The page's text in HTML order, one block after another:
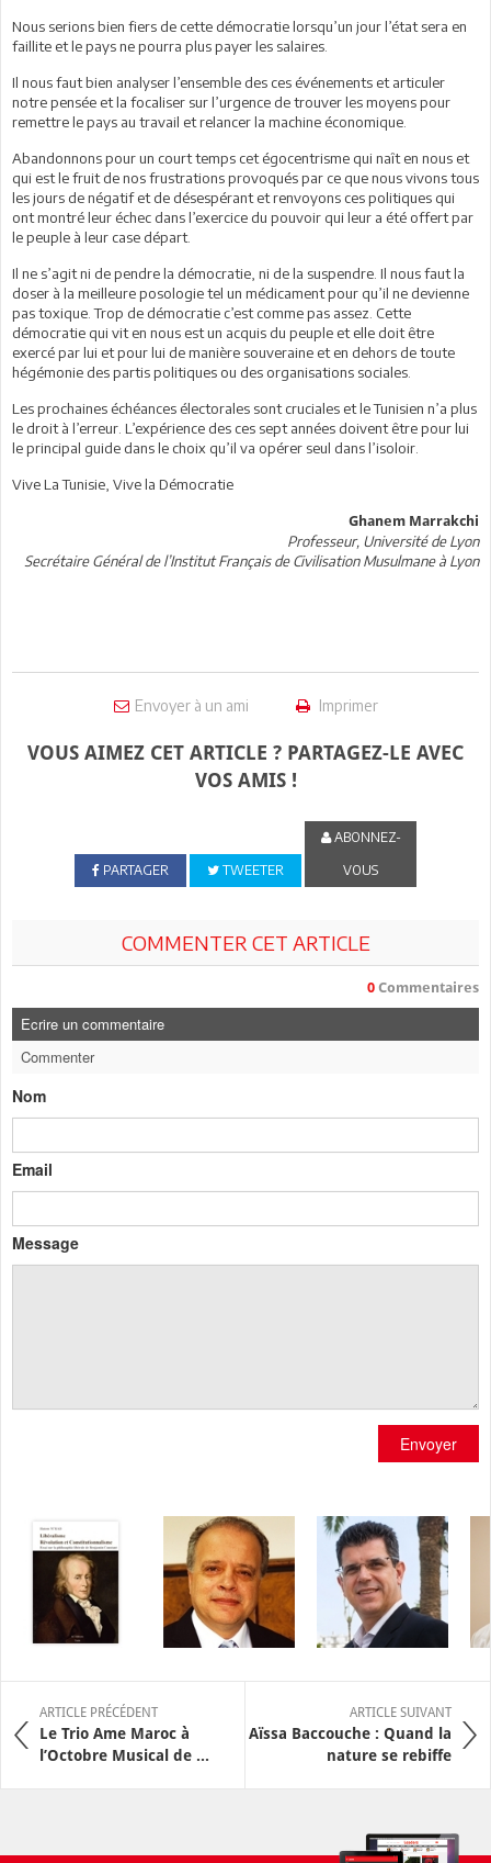
Nous serions bien fiers de cette démocratie lorsqu’un jour l’état sera en
faillite et le pays ne pourra plus payer les salaires.
Il nous faut bien analyser l’ensemble des ces événements et articuler
notre pensée et la focaliser sur l’urgence de trouver les moyens pour
remettre le pays au travail et relancer la machine économique.
Abandonnons pour un court temps cet égocentrisme qui naît en nous et
qui est le fruit de nos frustrations provoqués par ce que nous vivons tous
les jours de négatif et de désespérant et renvoyons ces politiques qui
ont montré leur échec dans l’exercice du pouvoir qui leur a été offert par
le peuple à leur case départ.
Il ne s’agit ni de pendre la démocratie, ni de la suspendre. Il nous faut la
doser à la meilleure posologie tel un médicament pour qu’il ne devienne
pas toxique. Trop de démocratie c’est comme pas assez. Cette
démocratie qui vit en nous est un acquis du peuple et elle doit être
exercé par lui et pour lui de manière souveraine et en dehors de toute
hégémonie des partis politiques ou des organisations sociales.
Les prochaines échéances électorales sont cruciales et le Tunisien n’a plus
le droit à l’erreur. L’expérience des ces sept années doivent être pour lui
le principal guide dans le choix qu’il va opérer seul dans l’isoloir.
Vive La Tunisie, Vive la Démocratie
Ghanem Marrakchi
Professeur, Université de Lyon
Secrétaire Général de l’Institut Français de Civilisation Musulmane à Lyon
Envoyer à un ami Imprimer
VOUS AIMEZ CET ARTICLE ? PARTAGEZ-LE AVEC
VOS AMIS !
PARTAGER TWEETER
ABONNEZ-
VOUS
COMMENTER CET ARTICLE
0 Commentaires
Ecrire un commentaire
Commenter
Nom
Email
Message
Envoyer
ARTICLE PRÉCÉDENT
Le Trio Ame Maroc à
l’Octobre Musical de ...
ARTICLE SUIVANT
Aïssa Baccouche : Quand la
nature se rebiffe